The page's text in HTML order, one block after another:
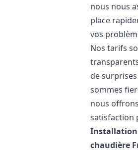
nous nous
place
vos
Nos tarifs
de
sommes
nous
satisfaction
Installation
chaudière